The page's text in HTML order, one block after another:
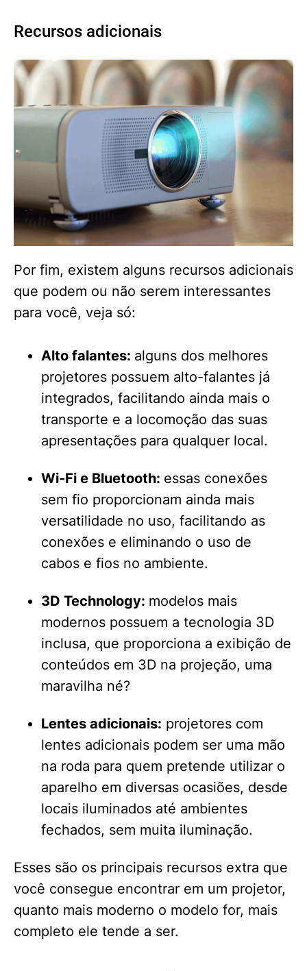
Recursos adicionais
Por fim, existem alguns recursos adicionais
que podem ou não serem interessantes
para você, veja só:
Alto falantes: alguns dos melhores
projetores possuem alto-falantes já
integrados, facilitando ainda mais o
transporte e a locomoção das suas
apresentações para qualquer local.
Wi-Fi e Bluetooth: essas conexões
sem fio proporcionam ainda mais
versatilidade no uso, facilitando as
conexões e eliminando o uso de
cabos e fios no ambiente.
3D Technology: modelos mais
modernos possuem a tecnologia 3D
inclusa, que proporciona a exibição de
conteúdos em 3D na projeção, uma
maravilha né?
Lentes adicionais: projetores com
lentes adicionais podem ser uma mão
na roda para quem pretende utilizar o
aparelho em diversas ocasiões, desde
locais iluminados até ambientes
fechados, sem muita iluminação.
Esses são os principais recursos extra que
você consegue encontrar em um projetor,
quanto mais moderno o modelo for, mais
completo ele tende a ser.